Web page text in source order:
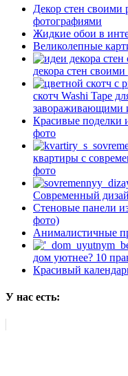
Декор стен своими
фотографиями
Жидкие обои в
Великолепные
декора стен
скотч Washi Tape
завораживающими
Красивые поделки
фото
квартиры с
фото
Современный
Стеновые панели
фото)
Анималистичные
дом уютнее? 10
Красивый
У нас есть: